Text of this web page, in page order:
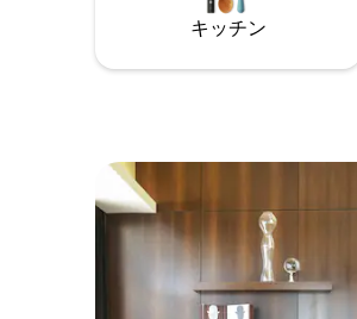
California escape.
キッチン